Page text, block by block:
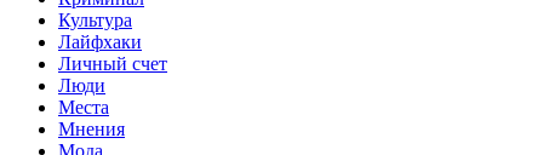
Культура
Лайфхаки
Личный счет
Люди
Места
Мнения